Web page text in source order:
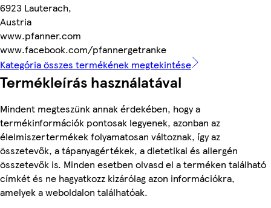
6923 Lauterach,
Austria
www.pfanner.com
www.facebook.com/pfannergetranke
Kategória összes termékének megtekintése
Termékleírás használatával
Mindent megteszünk annak érdekében, hogy a
termékinformációk pontosak legyenek, azonban az
élelmiszertermékek folyamatosan változnak, így az
összetevők, a tápanyagértékek, a dietetikai és allergén
összetevők is. Minden esetben olvasd el a terméken található
címkét és ne hagyatkozz kizárólag azon információkra,
amelyek a weboldalon találhatóak.